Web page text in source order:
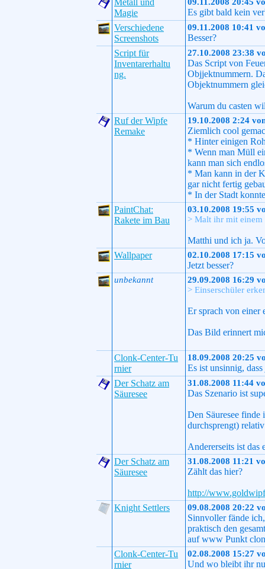
Metall und
Magie
Es gibt bald kein
Verschiedene
Screenshots
09.11.2008 10:41
Besser?
Script für
Inventarerhaltu
ng.
27.10.2008 23:38
Das Script von
Objjektnummern.
Objektnummern
Warum du casten
Ruf der Wipfe
Remake
19.10.2008 2:24
Ziemlich cool
* Hinter einigen
* Wenn man Müll
kann man sich
* Man kann in der
gar nicht fertig
* In der Stadt
PaintChat:
Rakete im Bau
03.10.2008 19:55
> Malt ihr mit einem
Matthi und ich ja.
Wallpaper
02.10.2008 17:15
Jetzt besser?
unbekannt
29.09.2008 16:29
> Einserschüler
Er sprach von einer
Das Bild erinnert
Clonk-Center-Tu
rnier
18.09.2008 20:25
Es ist unsinnig,
Der Schatz am
Säuresee
31.08.2008 11:44
Das Szenario ist
Den Säuresee finde
durchsprengt)
Andererseits ist
Der Schatz am
Säuresee
31.08.2008 11:21
Zählt das hier?
http://
Knight Settlers
09.08.2008 20:22
Sinnvoller fände
praktisch den
auf www Punkt
Clonk-Center-Tu
rnier
02.08.2008 15:27
Und wo bleibt ihr